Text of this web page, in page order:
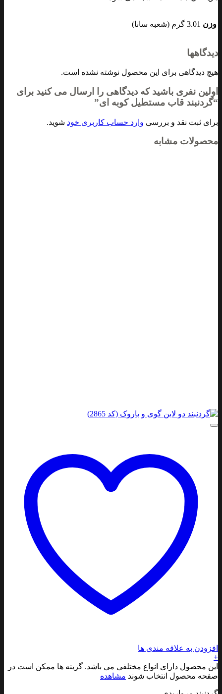
وزن 3.01 گرم (شعبه سانا)
دیدگاهها
هیچ دیدگاهی برای این محصول نوشته نشده است.
اولین نفری باشید که دیدگاهی را ارسال می کنید برای
“گردنبند قاب مستطیل کوبه ای”
برای ثبت نقد و بررسی وارد حساب کاربری خود شوید.
محصولات مشابه
افزودن به علاقه مندی ها
+
این محصول دارای انواع مختلفی می باشد. گزینه ها ممکن است در
صفحه محصول انتخاب شوند مشاهده